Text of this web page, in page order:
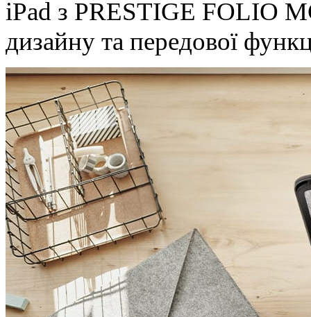
iPad з PRESTIGE FOLIO
дизайну та передової